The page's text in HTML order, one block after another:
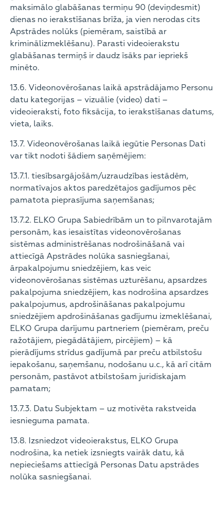
maksimālo glabāšanas termiņu 90 (deviņdesmit)
dienas no ierakstīšanas brīža, ja vien nerodas cits
Apstrādes nolūks (piemēram, saistībā ar
kriminālizmeklēšanu). Parasti videoierakstu
glabāšanas termiņš ir daudz īsāks par iepriekš
minēto.
13.6. Videonovērošanas laikā apstrādājamo Personu
datu kategorijas – vizuālie (video) dati –
videoieraksti, foto fiksācija, to ierakstīšanas datums,
vieta, laiks.
13.7. Videonovērošanas laikā iegūtie Personas Dati
var tikt nodoti šādiem saņēmējiem:
13.7.1. tiesībsargājošām/uzraudzības iestādēm,
normatīvajos aktos paredzētajos gadījumos pēc
pamatota pieprasījuma saņemšanas;
13.7.2. ELKO Grupa Sabiedrībām un to pilnvarotajām
personām, kas iesaistītas videonovērošanas
sistēmas administrēšanas nodrošināšanā vai
attiecīgā Apstrādes nolūka sasniegšanai,
ārpakalpojumu sniedzējiem, kas veic
videonovērošanas sistēmas uzturēšanu, apsardzes
pakalpojuma sniedzējiem, kas nodrošina apsardzes
pakalpojumus, apdrošināšanas pakalpojumu
sniedzējiem apdrošināšanas gadījumu izmeklēšanai,
ELKO Grupa darījumu partneriem (piemēram, preču
ražotājiem, piegādātājiem, pircējiem) – kā
pierādījums strīdus gadījumā par preču atbilstošu
iepakošanu, saņemšanu, nodošanu u.c., kā arī citām
personām, pastāvot atbilstošam juridiskajam
pamatam;
13.7.3. Datu Subjektam – uz motivēta rakstveida
iesnieguma pamata.
13.8. Izsniedzot videoierakstus, ELKO Grupa
nodrošina, ka netiek izsniegts vairāk datu, kā
nepieciešams attiecīgā Personas Datu apstrādes
nolūka sasniegšanai.